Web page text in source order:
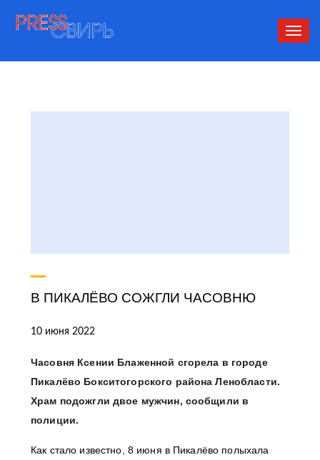
В ПИКАЛЁВО СОЖГЛИ ЧАСОВНЮ
10 июня 2022
Часовня Ксении Блаженной сгорела в городе
Пикалёво Бокситогорского района Ленобласти.
Храм подожгли двое мужчин, сообщили в
полиции.
Как стало известно, 8 июня в Пикалёво полыхала